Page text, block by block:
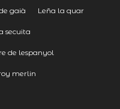
gaià Leña la quar
secuita
de lespanyol
merlin